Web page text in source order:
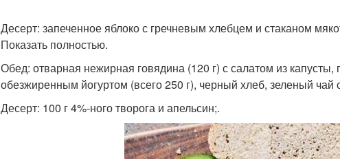
Десерт: запеченное яблоко с гречневым хлебцем и стаканом
Показать полностью.
Обед: отварная нежирная говядина (120 г) с салатом из
обезжиренным йогуртом (всего 250 г), черный хлеб, зеленый
Десерт: 100 г 4%-ного творога и апельсин;.